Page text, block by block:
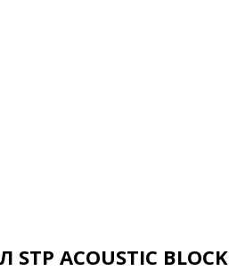
ACOUSTIC BLOCK